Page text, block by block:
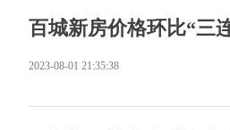
百城新房价格环比“三
2023-08-01 21:35:38